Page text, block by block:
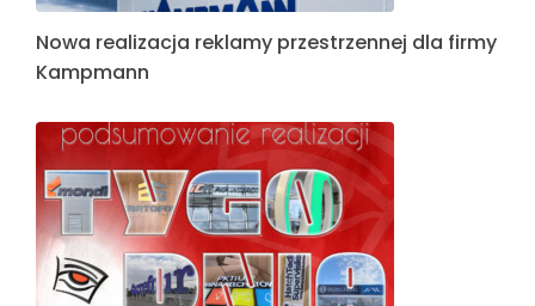
Nowa realizacja reklamy przestrzennej dla firmy
Kampmann